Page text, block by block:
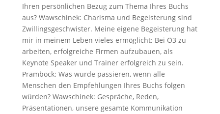
Ihren persönlichen Bezug zum Thema Ihres Buchs
aus? Wawschinek: Charisma und Begeisterung sind
Zwillingsgeschwister. Meine eigene Begeisterung hat
mir in meinem Leben vieles ermöglicht: Bei Ö3 zu
arbeiten, erfolgreiche Firmen aufzubauen, als
Keynote Speaker und Trainer erfolgreich zu sein.
Pramböck: Was würde passieren, wenn alle
Menschen den Empfehlungen Ihres Buchs folgen
würden? Wawschinek: Gespräche, Reden,
Präsentationen, unsere gesamte Kommunikation